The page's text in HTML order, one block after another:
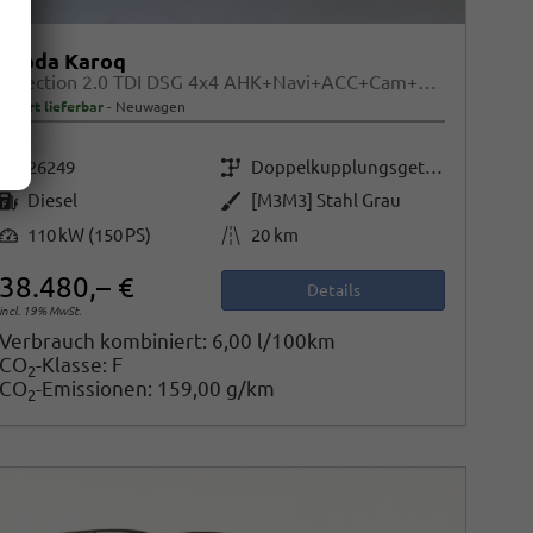
Skoda Karoq
Selection 2.0 TDI DSG 4x4 AHK+Navi+ACC+Cam+Winter+eHeck+Ambiente+Lodge+GV5
sofort lieferbar Neuwagen
26249 Getriebe
Doppelkupplungsgetriebe (DSG)
Kraftstoff Diesel Außenfarbe
[M3M3] Stahl Grau
Leistung 110 kW (150 PS) Kilometerstand 20 km
38.480,– €
incl. 19% MwSt.
Details
Verbrauch kombiniert: 6,00 l/100km
CO2-Klasse: F
CO2-Emissionen: 159,00 g/km